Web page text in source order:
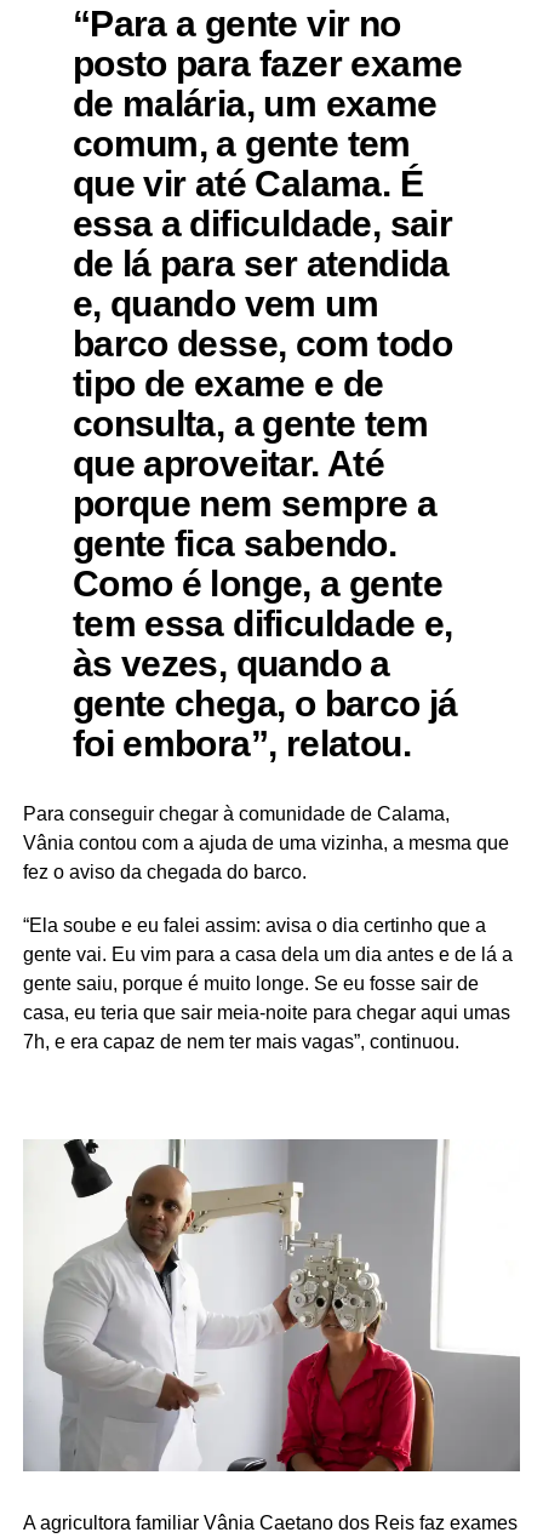
“Para a gente vir no
posto para fazer exame
de malária, um exame
comum, a gente tem
que vir até Calama. É
essa a dificuldade, sair
de lá para ser atendida
e, quando vem um
barco desse, com todo
tipo de exame e de
consulta, a gente tem
que aproveitar. Até
porque nem sempre a
gente fica sabendo.
Como é longe, a gente
tem essa dificuldade e,
às vezes, quando a
gente chega, o barco já
foi embora”, relatou.
Para conseguir chegar à comunidade de Calama,
Vânia contou com a ajuda de uma vizinha, a mesma que
fez o aviso da chegada do barco.
“Ela soube e eu falei assim: avisa o dia certinho que a
gente vai. Eu vim para a casa dela um dia antes e de lá a
gente saiu, porque é muito longe. Se eu fosse sair de
casa, eu teria que sair meia-noite para chegar aqui umas
7h, e era capaz de nem ter mais vagas”, continuou.
A agricultora familiar Vânia Caetano dos Reis faz exames